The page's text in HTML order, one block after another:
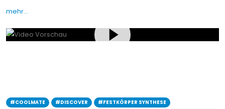
mehr…
#COOLMATE #DISCOVER
#FESTKÖRPER SYNTHESE